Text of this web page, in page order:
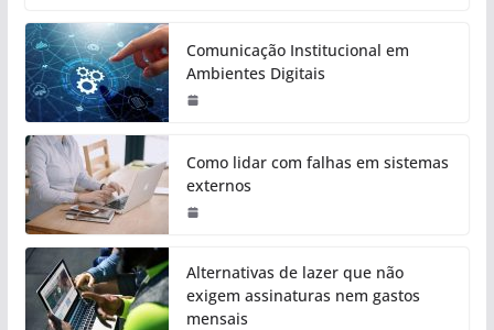
Comunicação Institucional em
Ambientes Digitais
Como lidar com falhas em sistemas
externos
Alternativas de lazer que não
exigem assinaturas nem gastos
mensais